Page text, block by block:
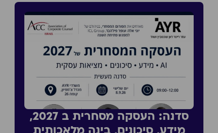
סדנה: העסקה מסחרית ב 2027,